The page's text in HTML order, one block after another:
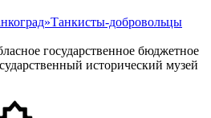
Танкисты-добровольцы
государственное бюджетное
исторический музей